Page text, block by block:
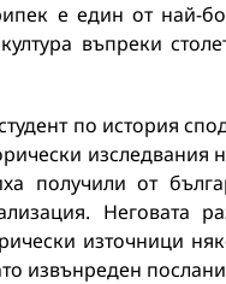
е един от най-
въпреки
по история
получили от
Неговата
източници
извънреден